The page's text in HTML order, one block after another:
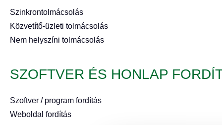
Szinkrontolmácsolás
Közvetítő-üzleti tolmácsolás
Nem helyszíni tolmácsolás
SZOFTVER ÉS HONLAP
Szoftver / program fordítás
Weboldal fordítás